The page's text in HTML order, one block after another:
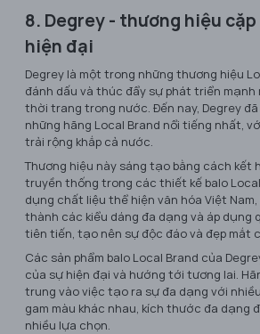
8. Degrey - thương hiệu
hiện đại
Degrey là một trong những thương hiệu
đánh dấu và thúc đẩy sự phát triển mạnh
thời trang trong nước. Đến nay, Degrey
những hãng Local Brand nổi tiếng nhất,
trải rộng khắp cả nước.
Thương hiệu này sáng tạo bằng cách kết
truyền thống trong các thiết kế balo
dụng chất liệu thể hiện văn hóa Việt
thành các kiểu dáng đa dạng và áp dụng
tiên tiến, tạo nên sự độc đáo và đẹp mắt
Các sản phẩm balo Local Brand của
của sự hiện đại và hướng tới tương lai.
trung vào việc tạo ra sự đa dạng với
gam màu khác nhau, kích thước đa dạng
nhiều lựa chọn.